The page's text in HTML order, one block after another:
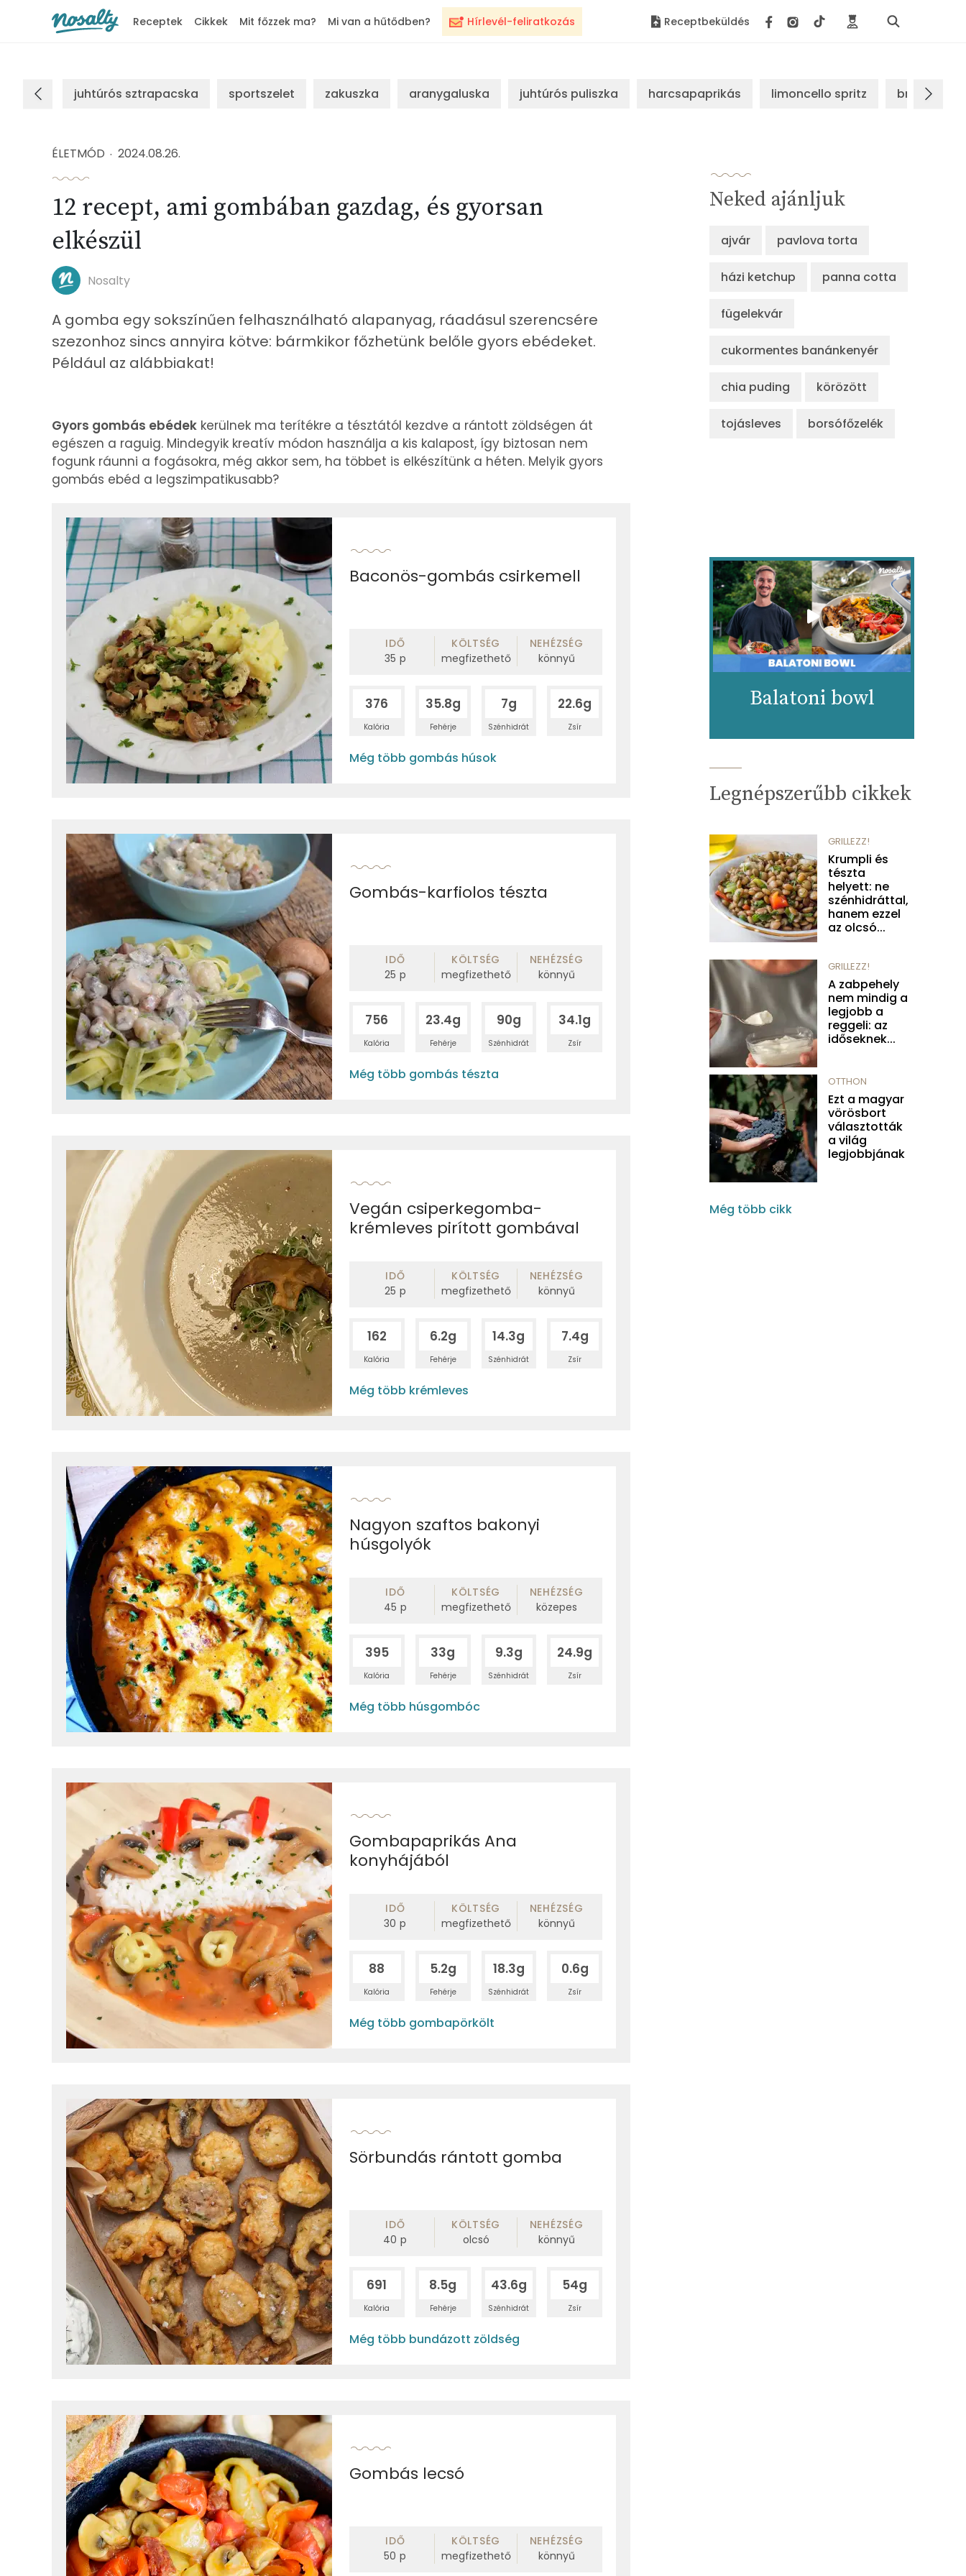
Hírlevél-feliratkozás
Receptek Cikkek Mit főzzek ma? Mi van a hűtődben? Receptbeküldés
juhtúrós sztrapacska sportszelet zakuszka aranygaluska juhtúrós puliszka harcsapaprikás limoncello spritz brassói
ÉLETMÓD 2024.08.26.
12 recept, ami gombában gazdag, és gyorsan
elkészül
Nosalty
A gomba egy sokszínűen felhasználható alapanyag, ráadásul szerencsére
szezonhoz sincs annyira kötve: bármkikor főzhetünk belőle gyors ebédeket.
Például az alábbiakat!
Gyors gombás ebédek kerülnek ma terítékre a tésztától kezdve a rántott zöldségen át
egészen a raguig. Mindegyik kreatív módon használja a kis kalapost, így biztosan nem
fogunk ráunni a fogásokra, még akkor sem, ha többet is elkészítünk a héten. Melyik gyors
gombás ebéd a legszimpatikusabb?
Baconös-gombás csirkemell
IDŐ
35 p
KÖLTSÉG
megfizethető
NEHÉZSÉG
könnyű
376
Kalória
35.8g
Fehérje
7g
Szénhidrát
22.6g
Zsír
Még több gombás húsok
Gombás-karfiolos tészta
IDŐ
25 p
KÖLTSÉG
megfizethető
NEHÉZSÉG
könnyű
756
Kalória
23.4g
Fehérje
90g
Szénhidrát
34.1g
Zsír
Még több gombás tészta
Vegán csiperkegomba-
krémleves pirított gombával
IDŐ
25 p
KÖLTSÉG
megfizethető
NEHÉZSÉG
könnyű
162
Kalória
6.2g
Fehérje
14.3g
Szénhidrát
7.4g
Zsír
Még több krémleves
Nagyon szaftos bakonyi
húsgolyók
IDŐ
45 p
KÖLTSÉG
megfizethető
NEHÉZSÉG
közepes
395
Kalória
33g
Fehérje
9.3g
Szénhidrát
24.9g
Zsír
Még több húsgombóc
Gombapaprikás Ana
konyhájából
IDŐ
30 p
KÖLTSÉG
megfizethető
NEHÉZSÉG
könnyű
88
Kalória
5.2g
Fehérje
18.3g
Szénhidrát
0.6g
Zsír
Még több gombapörkölt
Sörbundás rántott gomba
IDŐ
40 p
KÖLTSÉG
olcsó
NEHÉZSÉG
könnyű
691
Kalória
8.5g
Fehérje
43.6g
Szénhidrát
54g
Zsír
Még több bundázott zöldség
Gombás lecsó
IDŐ
50 p
KÖLTSÉG
megfizethető
NEHÉZSÉG
könnyű
Neked ajánljuk
ajvár pavlova torta
házi ketchup panna cotta
fügelekvár
cukormentes banánkenyér
chia puding körözött
tojásleves borsófőzelék
Balatoni bowl
Legnépszerűbb cikkek
GRILLEZZ!
Krumpli és
tészta
helyett: ne
szénhidráttal,
hanem ezzel
az olcsó...
GRILLEZZ!
A zabpehely
nem mindig a
legjobb a
reggeli: az
időseknek...
OTTHON
Ezt a magyar
vörösbort
választották
a világ
legjobbjának
Még több cikk